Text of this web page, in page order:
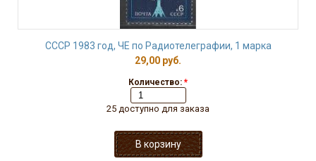
СССР 1983 год, ЧЕ по Радиотелеграфии, 1 марка
29,00 руб.
Количество: *
25 доступно для заказа